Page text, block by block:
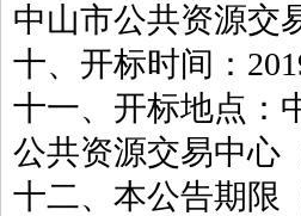
中山市公共资源交
十、开标时间：
十一、开标地点：
公共资源交易中心
十二、本公告期限